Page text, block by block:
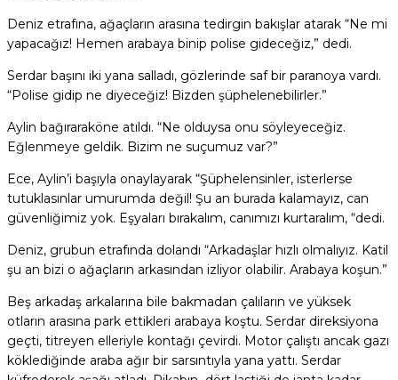
Deniz etrafına, ağaçların arasına tedirgin bakışlar atarak “Ne mi
yapacağız! Hemen arabaya binip polise gideceğiz,” dedi.
Serdar başını iki yana salladı, gözlerinde saf bir paranoya vardı.
“Polise gidip ne diyeceğiz! Bizden şüphelenebilirler.”
Aylin bağıraraköne atıldı. “Ne olduysa onu söyleyeceğiz.
Eğlenmeye geldik. Bizim ne suçumuz var?”
Ece, Aylin’i başıyla onaylayarak “Şüphelensinler, isterlerse
tutuklasınlar umurumda değil! Şu an burada kalamayız, can
güvenliğimiz yok. Eşyaları bırakalım, canımızı kurtaralım, “dedi.
Deniz, grubun etrafında dolandı “Arkadaşlar hızlı olmalıyız. Katil
şu an bizi o ağaçların arkasından izliyor olabilir. Arabaya koşun.”
Beş arkadaş arkalarına bile bakmadan çalıların ve yüksek
otların arasına park ettikleri arabaya koştu. Serdar direksiyona
geçti, titreyen elleriyle kontağı çevirdi. Motor çalıştı ancak gazı
köklediğinde araba ağır bir sarsıntıyla yana yattı. Serdar